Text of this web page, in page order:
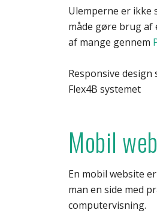
Ulemperne er ikke
måde gøre brug af
af mange gennem
Responsive design
Flex4B systemet
Mobil
En mobil website
man en side med
computervisning.